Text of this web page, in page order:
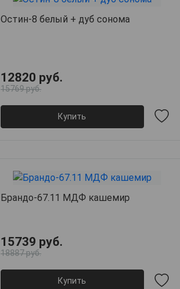
Остин-8 белый + дуб сонома
12820 руб.
15769 руб.
Купить
Брандо-67.11 МДФ кашемир
15739 руб.
18887 руб.
Купить